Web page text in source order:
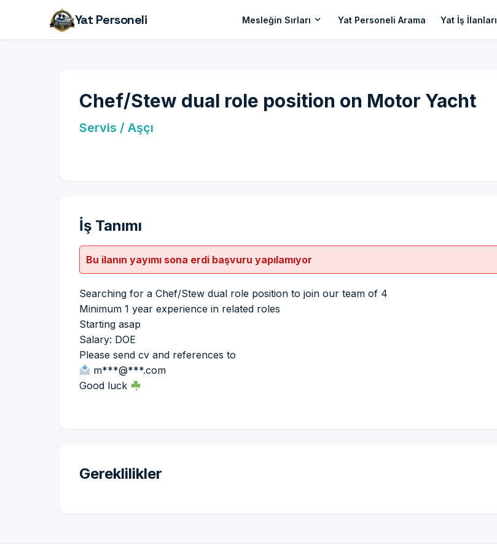
Yat Personeli Mesleğin Sırları expand_more Yat Personeli Arama Yat İş İlanları
Chef/Stew dual role position on Motor Yacht
Servis / Aşçı
İş Tanımı
Bu ilanın yayımı sona erdi başvuru yapılamıyor
Searching for a Chef/Stew dual role position to join our team of 4
Minimum 1 year experience in related roles
Starting asap
Salary: DOE
Please send cv and references to
m***@***.com
Good luck
Gereklilikler